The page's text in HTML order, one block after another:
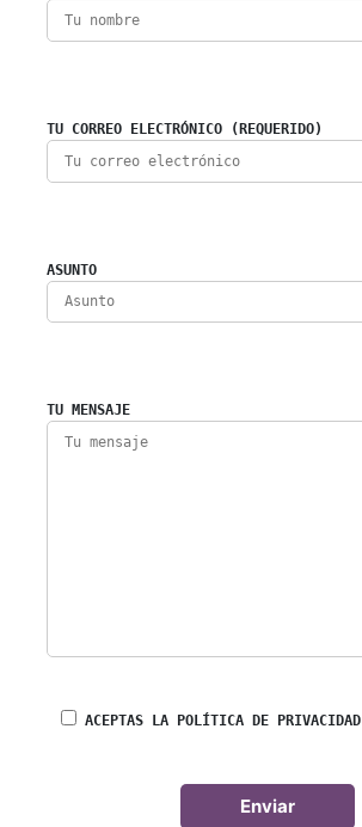
TU CORREO ELECTRÓNICO (REQUERIDO)
ASUNTO
TU MENSAJE
ACEPTAS LA POLÍTICA DE PRIVACIDAD